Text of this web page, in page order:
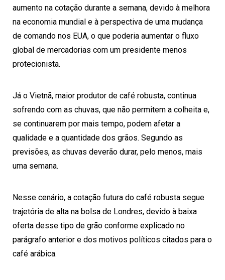
aumento na cotação durante a semana, devido à melhora
na economia mundial e à perspectiva de uma mudança
de comando nos EUA, o que poderia aumentar o fluxo
global de mercadorias com um presidente menos
protecionista.
Já o Vietnã, maior produtor de café robusta, continua
sofrendo com as chuvas, que não permitem a colheita e,
se continuarem por mais tempo, podem afetar a
qualidade e a quantidade dos grãos. Segundo as
previsões, as chuvas deverão durar, pelo menos, mais
uma semana.
Nesse cenário, a cotação futura do café robusta segue
trajetória de alta na bolsa de Londres, devido à baixa
oferta desse tipo de grão conforme explicado no
parágrafo anterior e dos motivos políticos citados para o
café arábica.